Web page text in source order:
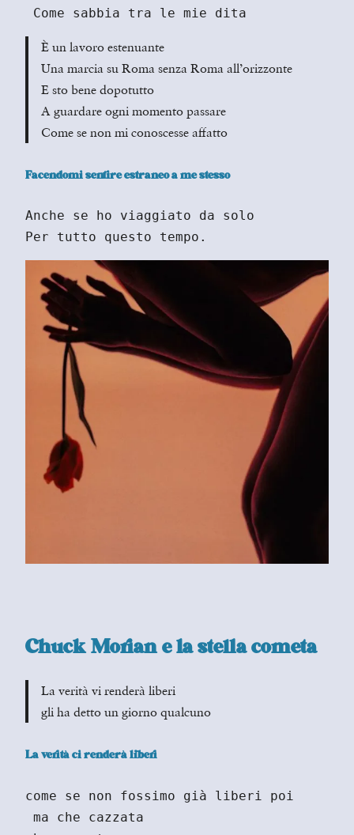
Come sabbia tra le mie dita
È un lavoro estenuante
Una marcia su Roma senza Roma all’orizzonte
E sto bene dopotutto
A guardare ogni momento passare
Come se non mi conoscesse affatto
Facendomi sentire estraneo a me stesso
Anche se ho viaggiato da solo
Per tutto questo tempo.
Chuck Morian e la stella cometa
La verità vi renderà liberi
gli ha detto un giorno qualcuno
La verità ci renderà liberi
come se non fossimo già liberi poi
ma che cazzata